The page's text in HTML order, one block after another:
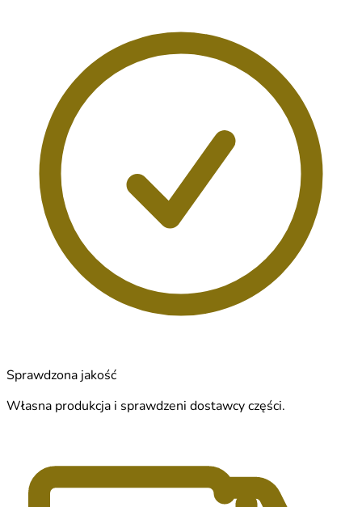
Sprawdzona jakość
Własna produkcja i sprawdzeni dostawcy części.